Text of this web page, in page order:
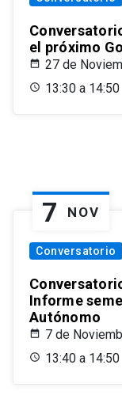
el próximo
27 de
13:30 a 14:50
7 NOV
Conversatorio
Informe
Autónomo
7 de
13:40 a 14:50